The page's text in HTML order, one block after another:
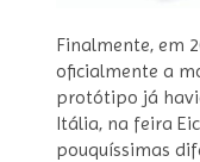
Finalmente, em
oficialmente a
protótipo já
Itália, na feira
pouquíssimas